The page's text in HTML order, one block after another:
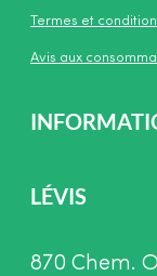
Termes et
Avis aux
LÉVIS
870 Chem.